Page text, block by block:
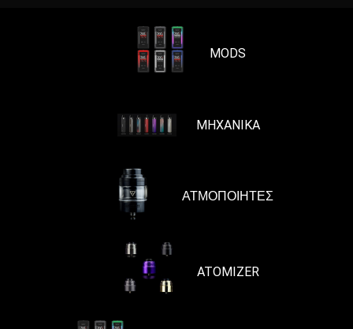
MODS
MHXANIKA
ΑΤΜΟΠΟΙΗΤΕΣ
ATOMIZER